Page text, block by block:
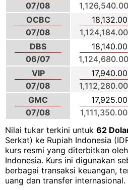
07/08
1,126,540.00
OCBC
07/08
18,132.00
1,124,184.00
DBS
06/07
18,140.00
1,124,680.00
VIP
07/08
17,940.00
1,112,280.00
GMC
07/08
17,925.00
1,111,350.00
Nilai tukar terkini untuk 62
Serkat) ke Rupiah Indonesia
kurs resmi yang diterbitkan
Indonesia. Kurs ini digunakan
berbagai transaksi keuangan,
uang dan transfer internasional.